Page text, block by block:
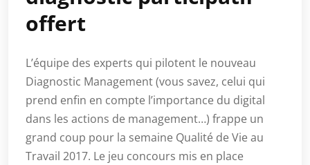
offert
L’équipe des experts qui pilotent le nouveau
Diagnostic Management (vous savez, celui qui
prend enfin en compte l’importance du digital
dans les actions de management…) frappe un
grand coup pour la semaine Qualité de Vie au
Travail 2017. Le jeu concours mis en place